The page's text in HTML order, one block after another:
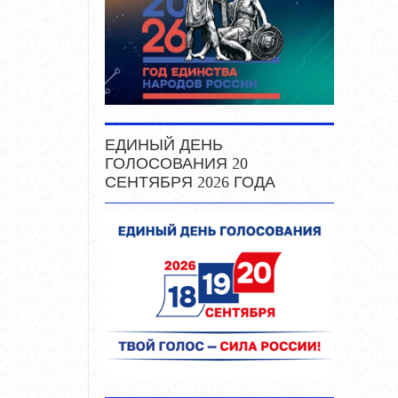
ЕДИНЫЙ ДЕНЬ
ГОЛОСОВАНИЯ 20
СЕНТЯБРЯ 2026 ГОДА